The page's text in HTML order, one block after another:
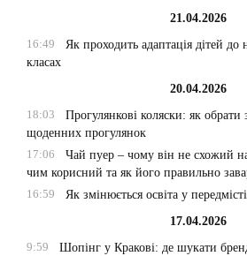
21.04.2026
16:49
Як проходить адаптація дітей
класах
20.04.2026
18:03
Прогулянкові коляски: як обрати
щоденних прогулянок
17:06
Чай пуер – чому він не схожий
чим корисний та як його правильно
16:59
Як змінюється освіта у
17.04.2026
9:59
Шопінг у Кракові: де шукати